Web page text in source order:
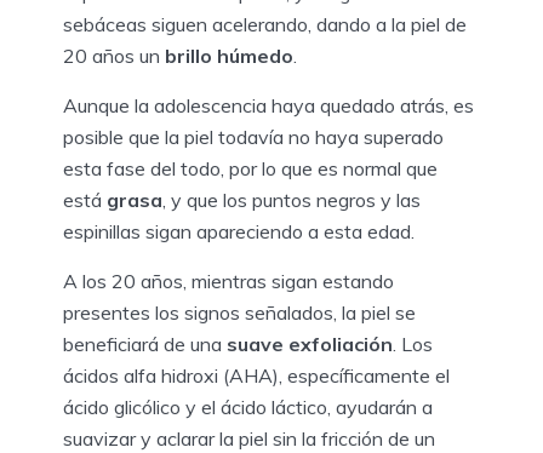
sebáceas siguen acelerando, dando a la piel de
20 años un brillo húmedo.
Aunque la adolescencia haya quedado atrás, es
posible que la piel todavía no haya superado
esta fase del todo, por lo que es normal que
está grasa, y que los puntos negros y las
espinillas sigan apareciendo a esta edad.
A los 20 años, mientras sigan estando
presentes los signos señalados, la piel se
beneficiará de una suave exfoliación. Los
ácidos alfa hidroxi (AHA), específicamente el
ácido glicólico y el ácido láctico, ayudarán a
suavizar y aclarar la piel sin la fricción de un